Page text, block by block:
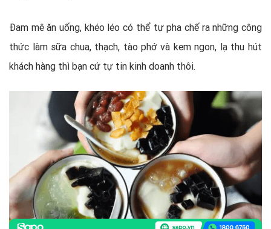
Đam mê ăn uống, khéo léo có thể tự pha chế ra những công
thức làm sữa chua, thạch, tào phớ và kem ngon, lạ thu hút
khách hàng thì bạn cứ tự tin kinh doanh thôi.